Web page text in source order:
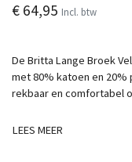
€ 64,95 Incl. btw
De Britta Lange Broek
met 80% katoen en
rekbaar en comfortabel
LEES MEER